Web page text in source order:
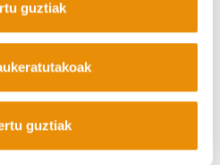
guztiak
guztiak
marken hitzarmen